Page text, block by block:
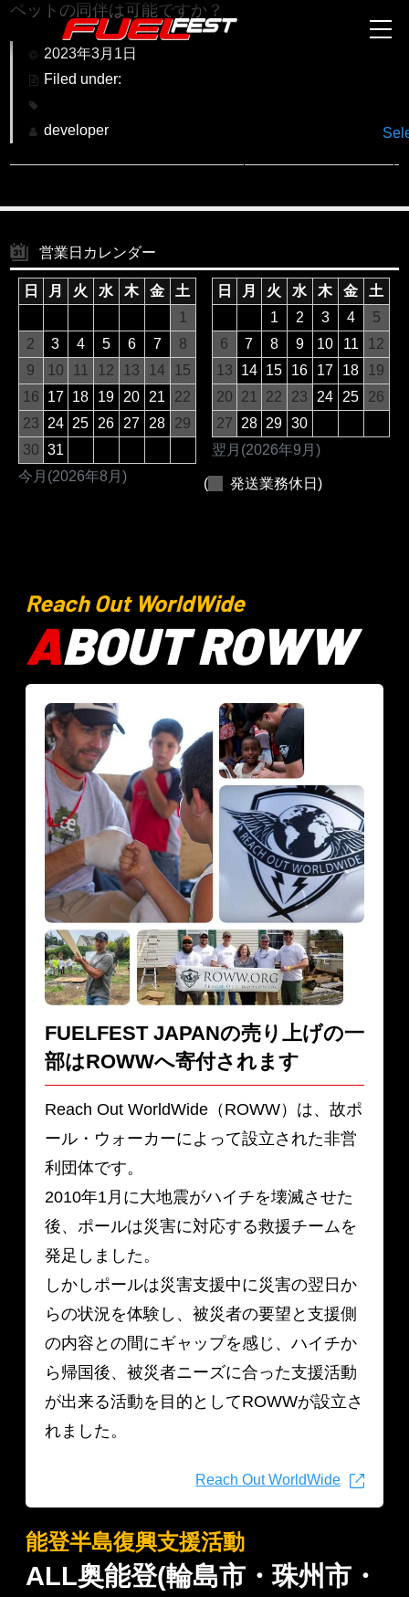
ペットの同伴は可能ですか？
2023年3月1日
Filed under:
developer
営業日カレンダー
今月(2026年8月)
日 月 火 水 木 金
土
1
2
3 4 5 6 7
8
9
10 11 12 13 14
15
16
17 18 19 20 21
22
23
24 25 26 27 28
29
30 31 翌月(2026年9月)
日 月 火 水 木 金
土
1
2 3 4
5
6
7 8 9 10 11
12
13
14 15 16 17 18
19
20
21 22 23 24 25
26
27
28 29 30
( 発送業務休日)
Reach Out WorldWide
ABOUT ROWW
FUELFEST JAPANの売り上げの一
部はROWWへ寄付されます
Reach Out WorldWide（ROWW）は、故ポ
ール・ウォーカーによって設立された非営
利団体です。
2010年1月に大地震がハイチを壊滅させた
後、ポールは災害に対応する救援チームを
発足しました。
しかしポールは災害支援中に災害の翌日か
らの状況を体験し、被災者の要望と支援側
の内容との間にギャップを感じ、ハイチか
ら帰国後、被災者ニーズに合った支援活動
が出来る活動を目的としてROWWが設立さ
れました。
Reach Out WorldWide
能登半島復興支援活動
ALL奥能登(輪島市・珠州市・